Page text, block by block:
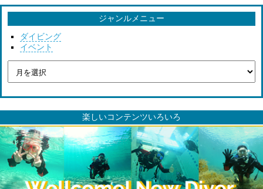
ジャンルメニュー
ダイビング
イベント
楽しいコンテンツいろいろ